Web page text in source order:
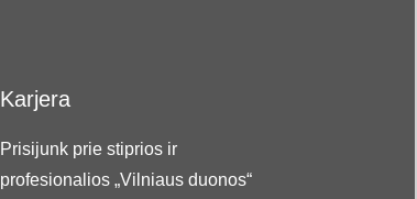
Karjera
Prisijunk prie stiprios ir
profesionalios „Vilniaus duonos“